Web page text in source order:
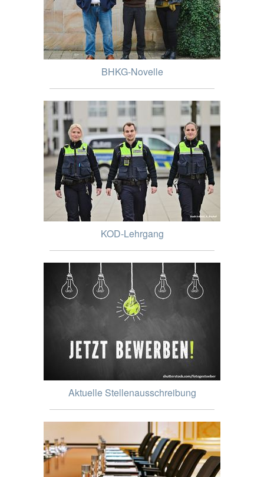
BHKG-Novelle
KOD-Lehrgang
Aktuelle Stellenausschreibung